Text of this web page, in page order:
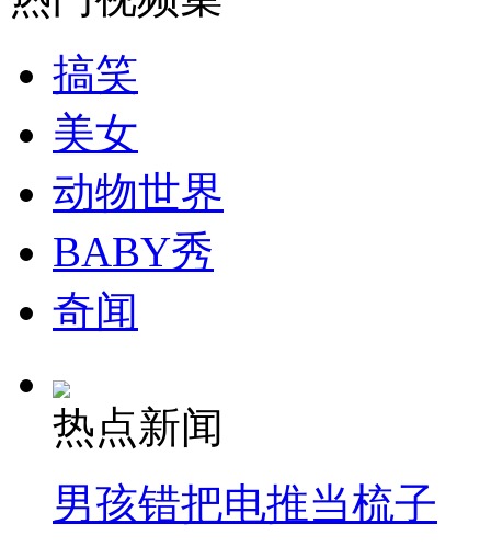
走！跟着总书记去植树
消防员救轻生者
纽约上演“枕头大战”
搞笑
美女
动物世界
BABY秀
奇闻
热点新闻
男孩错把电推当梳子